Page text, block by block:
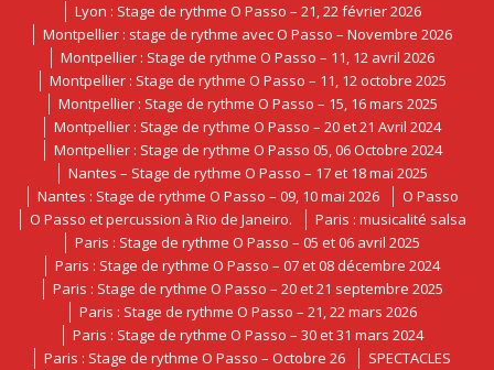
Lyon : Stage de rythme O Passo – 21, 22 février 2026
Montpellier : stage de rythme avec O Passo – Novembre 2026
Montpellier : Stage de rythme O Passo – 11, 12 avril 2026
Montpellier : Stage de rythme O Passo – 11, 12 octobre 2025
Montpellier : Stage de rythme O Passo – 15, 16 mars 2025
Montpellier : Stage de rythme O Passo – 20 et 21 Avril 2024
Montpellier : Stage de rythme O Passo 05, 06 Octobre 2024
Nantes – Stage de rythme O Passo – 17 et 18 mai 2025
Nantes : Stage de rythme O Passo – 09, 10 mai 2026
O Passo
O Passo et percussion à Rio de Janeiro.
Paris : musicalité salsa
Paris : Stage de rythme O Passo – 05 et 06 avril 2025
Paris : Stage de rythme O Passo – 07 et 08 décembre 2024
Paris : Stage de rythme O Passo – 20 et 21 septembre 2025
Paris : Stage de rythme O Passo – 21, 22 mars 2026
Paris : Stage de rythme O Passo – 30 et 31 mars 2024
Paris : Stage de rythme O Passo – Octobre 26
SPECTACLES